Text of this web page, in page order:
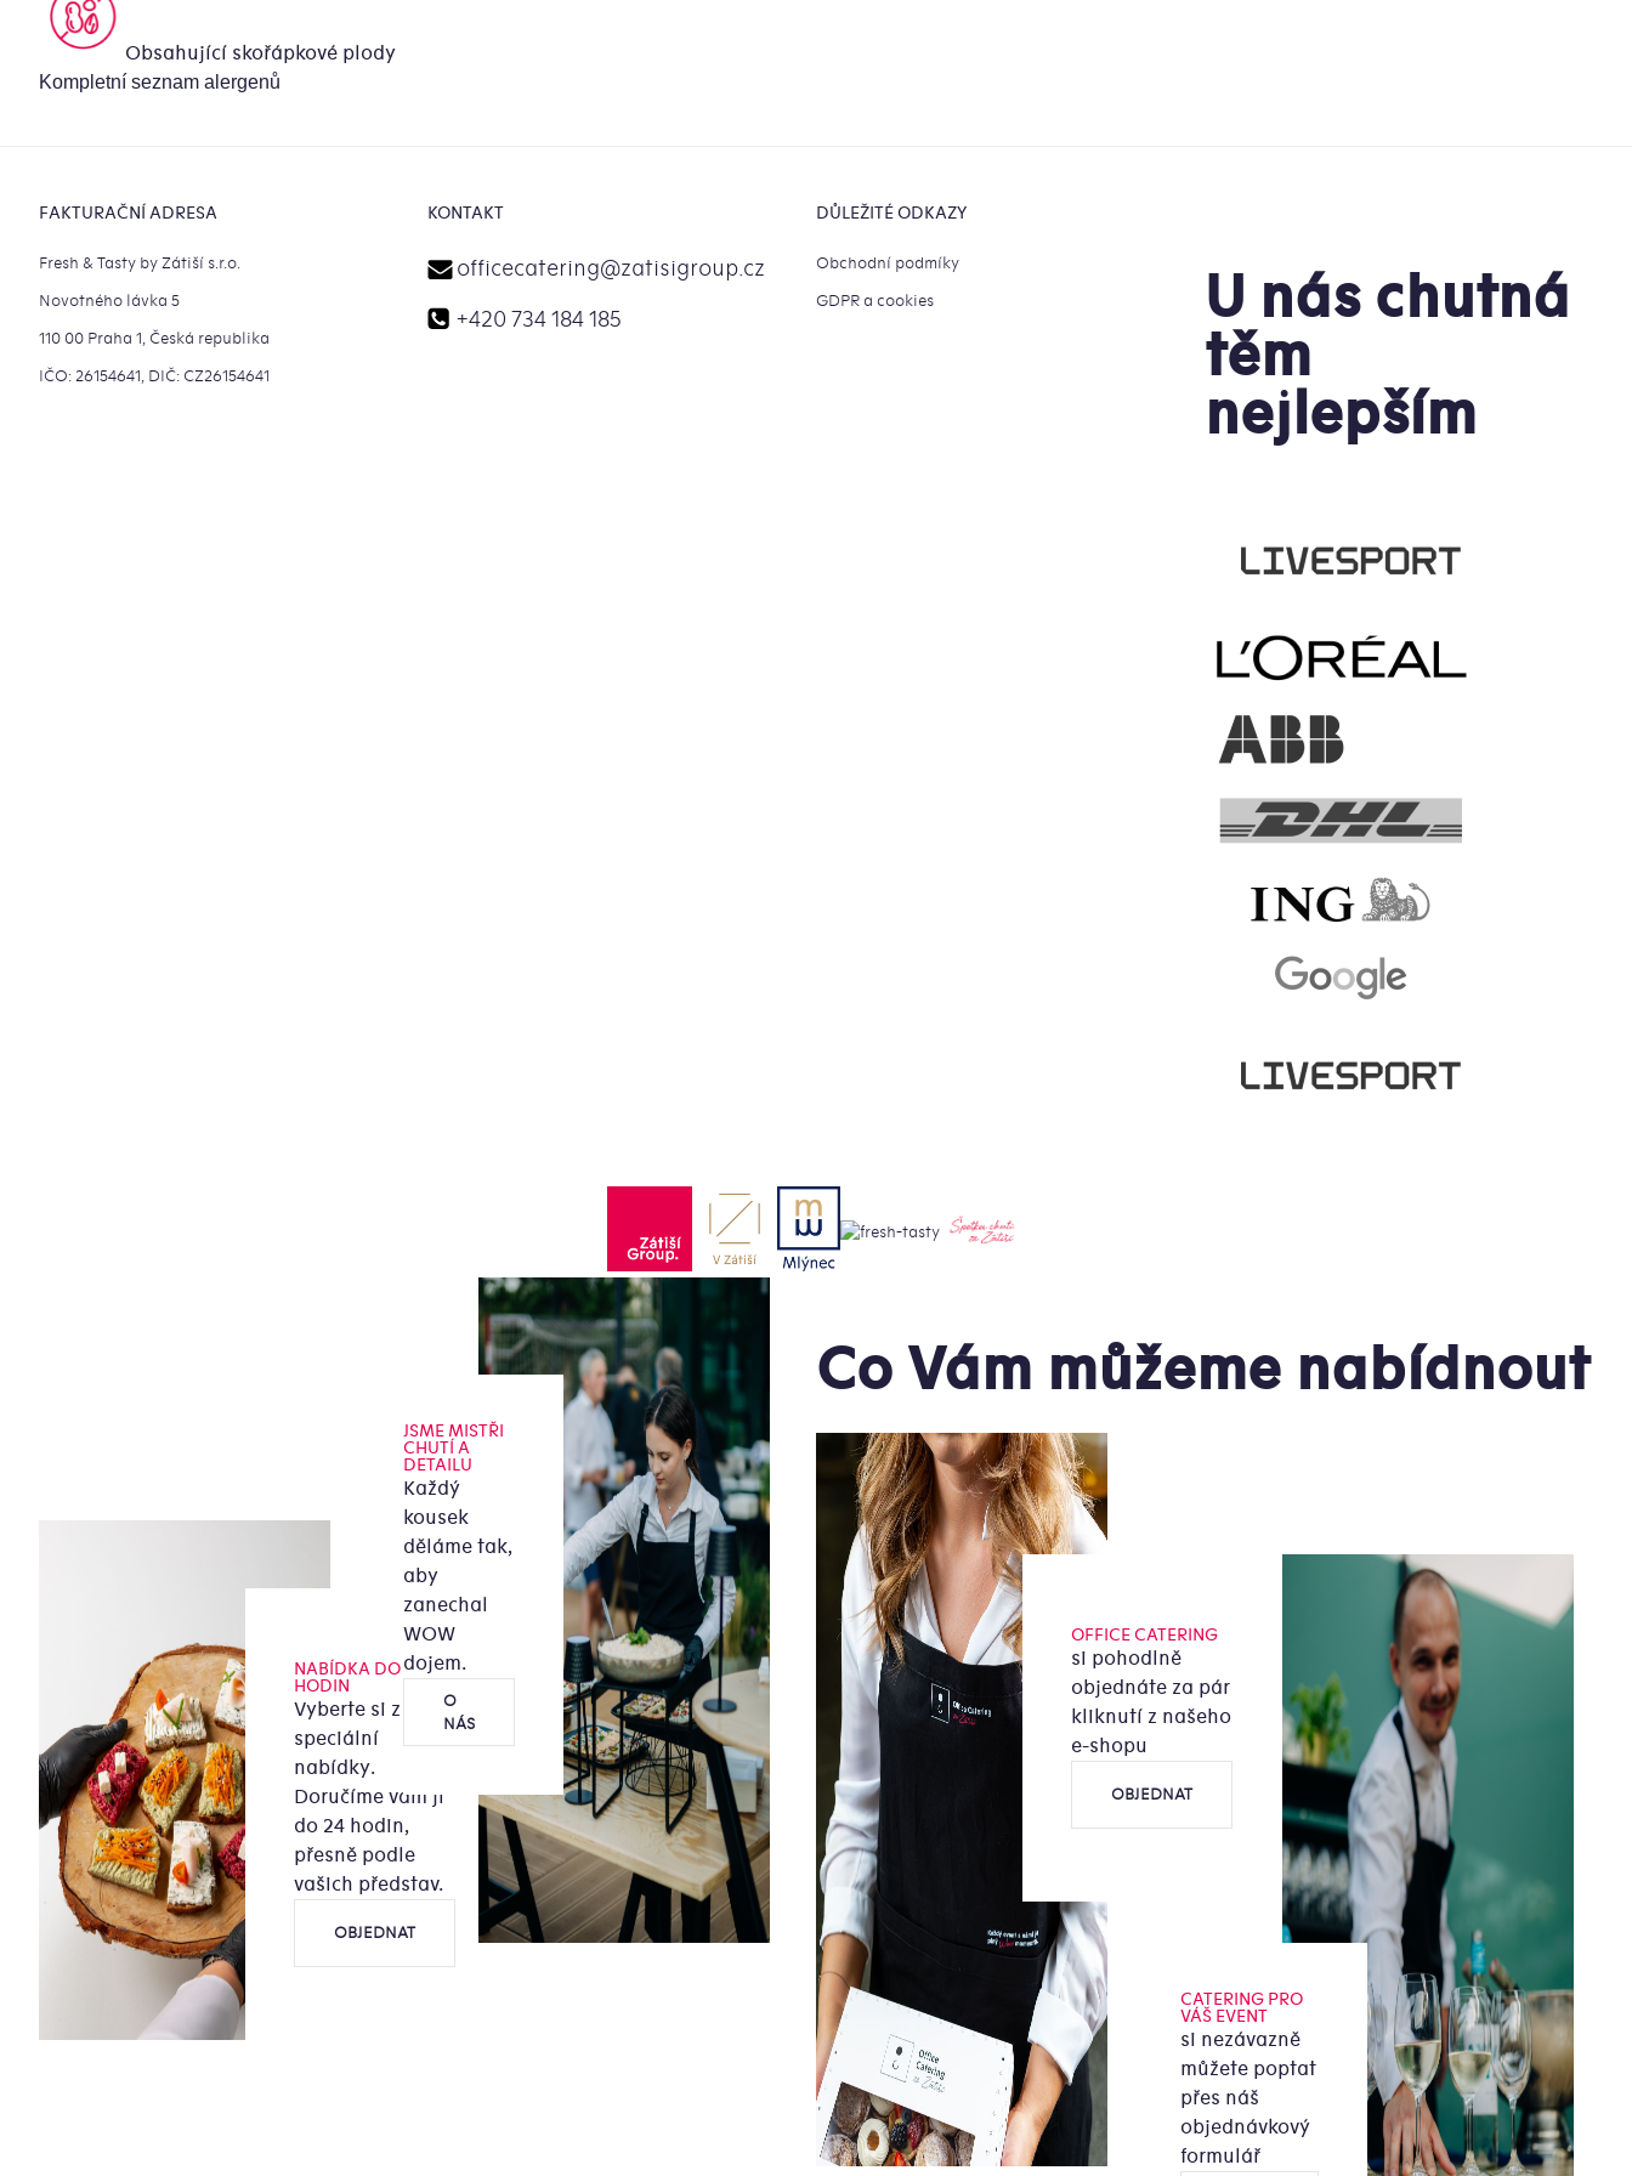
Obsahující skořápkové plody
Kompletní seznam alergenů
FAKTURAČNÍ ADRESA
Fresh & Tasty by Zátiší s.r.o.
Novotného lávka 5
110 00 Praha 1, Česká republika
IČO: 26154641, DIČ: CZ26154641
KONTAKT
officecatering@zatisigroup.cz
+420 734 184 185
DŮLEŽITÉ ODKAZY
Obchodní podmíky
GDPR a cookies
U nás chutná
těm
nejlepším
NABÍDKA DO 24
HODIN
Vyberte si z naší
speciální
nabídky.
Doručíme vám ji
do 24 hodin,
přesně podle
vašich představ.
OBJEDNAT
JSME MISTŘI
CHUTÍ A
DETAILU
Každý
kousek
děláme tak,
aby
zanechal
WOW
dojem.
O
NÁS
Co Vám můžeme nabídnout
OFFICE CATERING
si pohodlně
objednáte za pár
kliknutí z našeho
e-shopu
OBJEDNAT
CATERING PRO
VÁŠ EVENT
si nezávazně
můžete poptat
přes náš
objednávkový
formulář